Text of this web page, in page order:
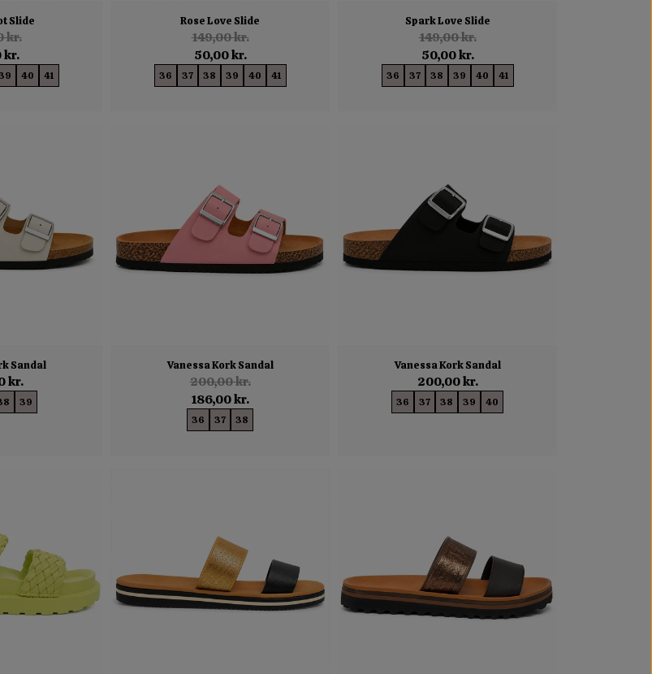
Slide
kr.
kr.
40 41
Rose Love Slide
149,00 kr.
50,00 kr.
36 37 38 39 40 41
Spark Love Slide
149,00 kr.
50,00 kr.
36 37 38 39 40 41
Sandal
kr.
39
Vanessa Kork Sandal
200,00 kr.
186,00 kr.
36 37 38
Vanessa Kork Sandal
200,00 kr.
36 37 38 39 40